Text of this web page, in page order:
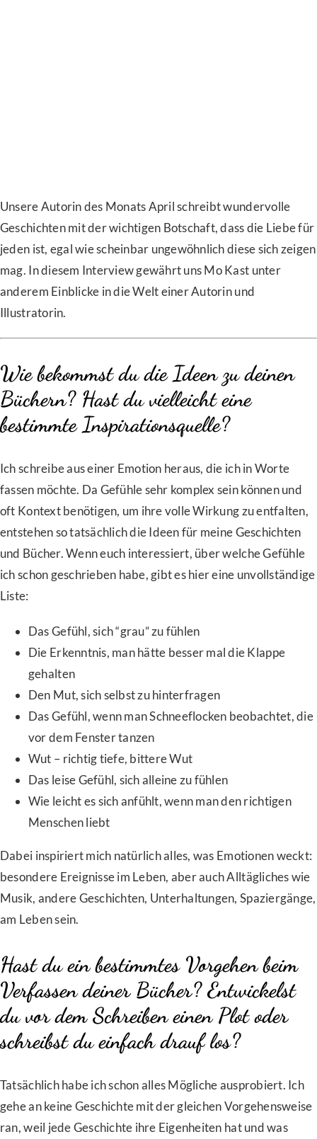
Unsere Autorin des Monats April schreibt wundervolle
Geschichten mit der wichtigen Botschaft, dass die Liebe für
jeden ist, egal wie scheinbar ungewöhnlich diese sich zeigen
mag. In diesem Interview gewährt uns Mo Kast unter
anderem Einblicke in die Welt einer Autorin und
Illustratorin.
Wie bekommst du die Ideen zu deinen
Büchern? Hast du vielleicht eine
bestimmte Inspirationsquelle?
Ich schreibe aus einer Emotion heraus, die ich in Worte
fassen möchte. Da Gefühle sehr komplex sein können und
oft Kontext benötigen, um ihre volle Wirkung zu entfalten,
entstehen so tatsächlich die Ideen für meine Geschichten
und Bücher. Wenn euch interessiert, über welche Gefühle
ich schon geschrieben habe, gibt es hier eine unvollständige
Liste:
Das Gefühl, sich “grau” zu fühlen
Die Erkenntnis, man hätte besser mal die Klappe
gehalten
Den Mut, sich selbst zu hinterfragen
Das Gefühl, wenn man Schneeflocken beobachtet, die
vor dem Fenster tanzen
Wut – richtig tiefe, bittere Wut
Das leise Gefühl, sich alleine zu fühlen
Wie leicht es sich anfühlt, wenn man den richtigen
Menschen liebt
Dabei inspiriert mich natürlich alles, was Emotionen weckt:
besondere Ereignisse im Leben, aber auch Alltägliches wie
Musik, andere Geschichten, Unterhaltungen, Spaziergänge,
am Leben sein.
Hast du ein bestimmtes Vorgehen beim
Verfassen deiner Bücher? Entwickelst
du vor dem Schreiben einen Plot oder
schreibst du einfach drauf los?
Tatsächlich habe ich schon alles Mögliche ausprobiert. Ich
gehe an keine Geschichte mit der gleichen Vorgehensweise
ran, weil jede Geschichte ihre Eigenheiten hat und was